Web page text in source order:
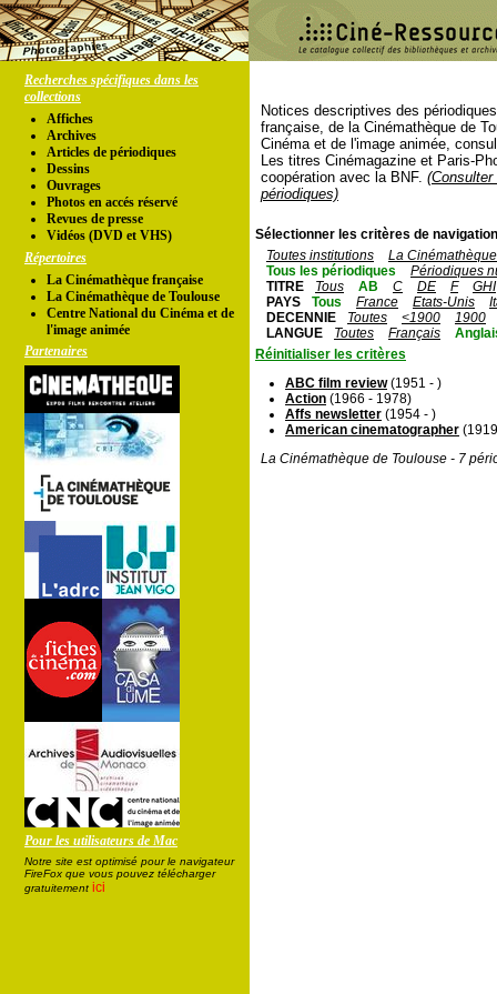
Recherches spécifiques dans les
collections
Affiches
Archives
Articles de périodiques
Dessins
Ouvrages
Photos en accés réservé
Revues de presse
Vidéos (DVD et VHS)
Répertoires
La Cinémathèque française
La Cinémathèque de Toulouse
Centre National du Cinéma et de
l'image animée
Partenaires
Pour les utilisateurs de Mac
Notre site est optimisé pour le navigateur
FireFox que vous pouvez télécharger
gratuitement ici
Notices descriptives des
française, de la Cinémathèque de
Cinéma et de l'image animée,
Les titres Cinémagazine et Paris-
coopération avec la BNF.
périodiques)
Sélectionner les critères de
Toutes institutions
La
Tous les périodiques
Périodiques
TITRE
Tous AB C DE F
GHI
PAYS
Tous France Etats-Unis
DECENNIE
Toutes <1900
1900
LANGUE
Toutes Français
Réinitialiser les critères
ABC film review(1951 - )
Action (1966 - 1978)
Affs newsletter (1954 - )
American cinematographer
La Cinémathèque de Toulouse - 7